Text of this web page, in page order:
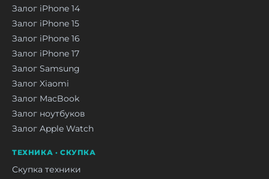
Залог iPhone 14
Залог iPhone 15
Залог iPhone 16
Залог iPhone 17
Залог Samsung
Залог Xiaomi
Залог MacBook
Залог ноутбуков
Залог Apple Watch
ТЕХНИКА · СКУПКА
Скупка техники